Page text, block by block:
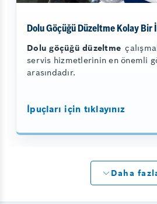
Dolu Göçüğü Düzeltme Kolay Bir
Dolu göçüğü düzeltme
servis hizmetlerinin en önemli
arasındadır.
İpuçları için tıklayınız
Daha